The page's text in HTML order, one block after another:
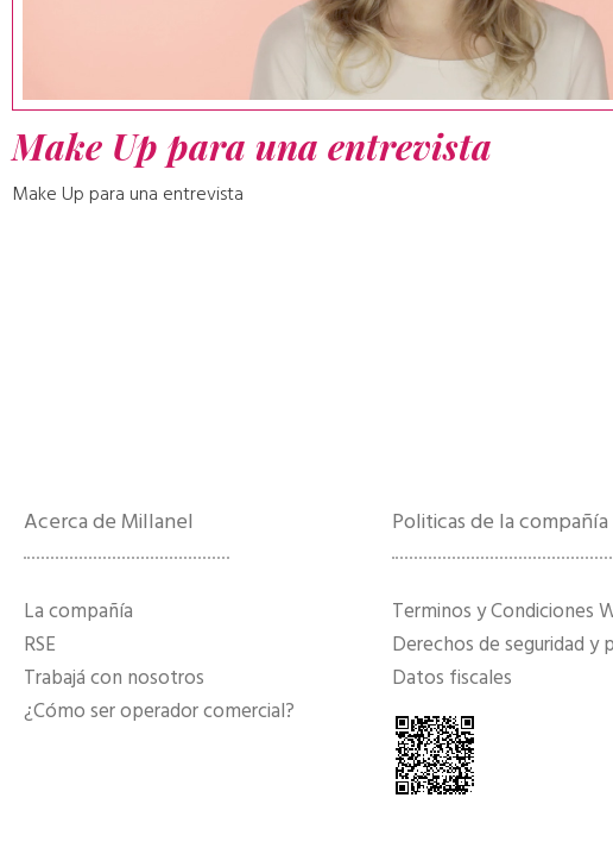
Make Up para una entrevista
Make Up para una entrevista
Acerca de Millanel
La compañía
RSE
Trabajá con nosotros
¿Cómo ser operador comercial?
Politicas de la compañía
Terminos y Condiciones
Derechos de seguridad y
Datos fiscales